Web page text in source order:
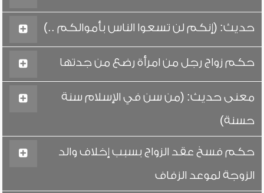
حديث: (إنكم لن تسعوا الناس بأموالكم ..)
حكم زواج رجل من امرأة رضع من جدتها
معنى حديث: (من سن في الإسلام سنة
حسنة)
حكم فسخ عقد الزواج بسبب إخلاف والد
الزوجة لموعد الزفاف